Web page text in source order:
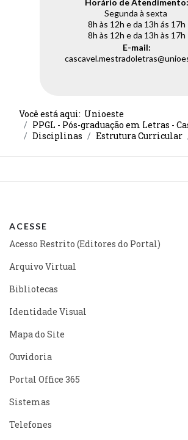
Horário de Atendimento:
Segunda à sexta
8h às 12h e da 13h ás 17h
8h às 12h e da 13h às 17h
E-mail:
Você está aqui: Unioeste
PPGL - Pós-graduação em Letras -
Disciplinas
Estrutura Curricular
ACESSE
Acesso Restrito (Editores do Portal)
Arquivo Virtual
Bibliotecas
Identidade Visual
Mapa do Site
Ouvidoria
Portal Office 365
Sistemas
Telefones